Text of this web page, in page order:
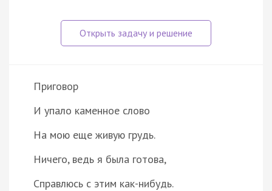
Приговор
И упало каменное слово
На мою еще живую грудь.
Ничего, ведь я была готова,
Справлюсь с этим как-нибудь.